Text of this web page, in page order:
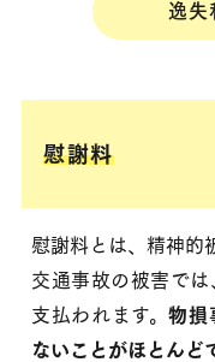
逸失
慰謝料
慰謝料とは、精神的
交通事故の被害で
支払われます。物損
ないことがほとんど